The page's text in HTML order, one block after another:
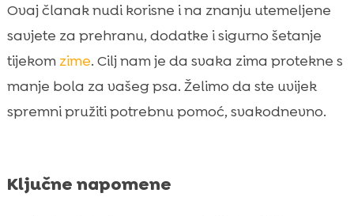
Ovaj članak nudi korisne i na znanju utemeljene
savjete za prehranu, dodatke i sigurno šetanje
tijekom zime. Cilj nam je da svaka zima protekne s
manje bola za vašeg psa. Želimo da ste uvijek
spremni pružiti potrebnu pomoć, svakodnevno.
Ključne napomene